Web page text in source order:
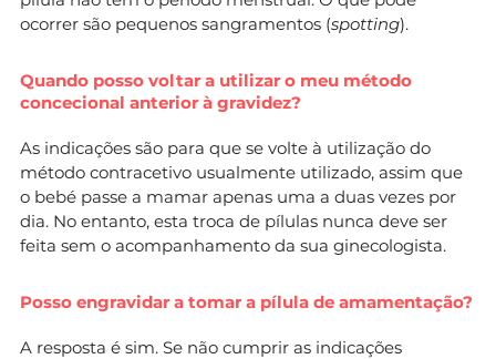
ocorrer são pequenos sangramentos (spotting).
Quando posso voltar a utilizar o meu método
concecional anterior à gravidez?
As indicações são para que se volte à utilização do
método contracetivo usualmente utilizado, assim que
o bebé passe a mamar apenas uma a duas vezes por
dia. No entanto, esta troca de pílulas nunca deve ser
feita sem o acompanhamento da sua ginecologista.
Posso engravidar a tomar a pílula de amamentação?
A resposta é sim. Se não cumprir as indicações